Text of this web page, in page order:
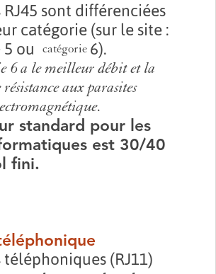
RJ45 sont différenciées
catégorie (sur le site :
ou
catégorie 6).
6 a le meilleur débit et la
aux parasites
standard pour les
est 30/40
fini.
téléphoniques (RJ11)